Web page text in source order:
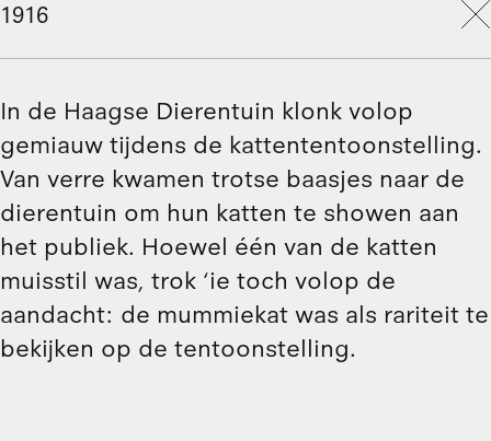
1916
In de Haagse Dierentuin klonk volop
gemiauw tijdens de kattententoonstelling.
Van verre kwamen trotse baasjes naar de
dierentuin om hun katten te showen aan
het publiek. Hoewel één van de katten
muisstil was, trok ‘ie toch volop de
aandacht: de mummiekat was als rariteit te
bekijken op de tentoonstelling.